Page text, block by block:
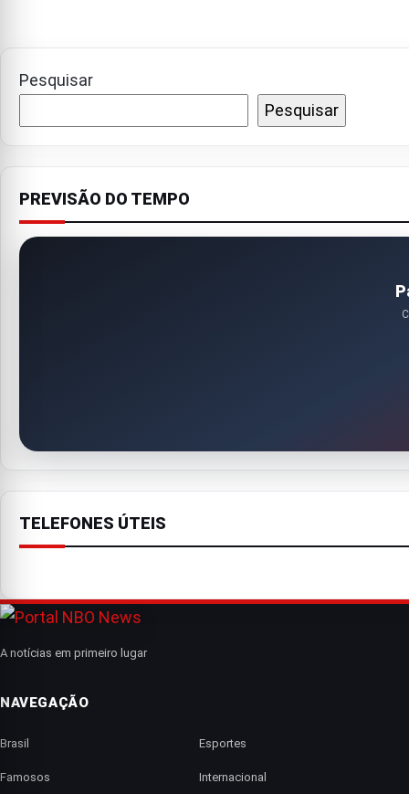
Pesquisar
Pesquisar
PREVISÃO DO TEMPO
TELEFONES ÚTEIS
A notícias em primeiro lugar
NAVEGAÇÃO
Brasil Esportes
Famosos Internacional